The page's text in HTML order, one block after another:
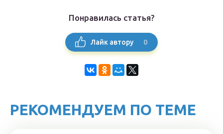
Понравилась статья?
Лайк автору 0
РЕКОМЕНДУЕМ ПО ТЕМЕ